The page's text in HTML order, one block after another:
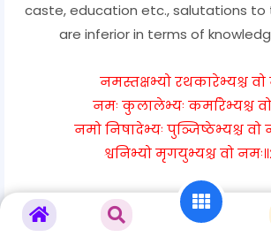
caste, education etc., salutations to
are inferior in terms of
नमस्तक्षभ्यो रथकारेभ्यश्च
नमः कुलालेभ्यः कर्मारेभ्यश्च
नमो निषादेभ्यः पुञ्जिष्ठेभ्यश्च वो
श्वनिभ्यो मृगयुभ्यश्च वो
अर्थ- शिल्पकार रूप रुद्रों के लिये नमस्कार
आप रुद्रों के लिये नमस्कार है, कुम्भकार